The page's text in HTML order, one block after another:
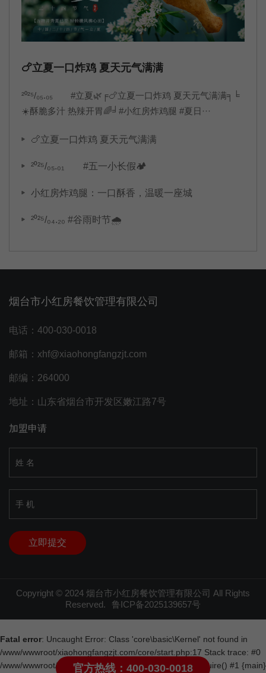
🍗立夏一口炸鸡 夏天元气满满
²⁰²⁵/₀₅.₀₅ #立夏🌿╒🍗立夏一口炸鸡 夏天元气满满╕╘
☀️酥脆多汁 热辣开胃🌈╛#小红房炸鸡腿 #夏日···
🍗立夏一口炸鸡 夏天元气满满
²⁰²⁵/₀₅.₀₁ #五一小长假🏕️
小红房炸鸡腿：一口酥香，温暖一座城
²⁰²⁵/₀₄.₂₀ #谷雨时节🌧
烟台市小红房餐饮管理有限公司
电话：400-030-0018
邮箱：xhf@xiaohongfangzjt.com
邮编：264000
地址：山东省烟台市开发区嫩江路7号
加盟申请
Copyright © 2024 烟台市小红房餐饮管理有限公司 All Rights
Reserved.
鲁ICP备2025139657号
官方热线：400-030-0018
Fatal error: Uncaught Error: Class 'core\basic\Kernel' not found in
/www/wwwroot/xiaohongfangzjt.com/core/start.php:17 Stack trace: #0
/www/wwwroot/xiaohongfangzjt.com/index.php(23): require() #1 {main}